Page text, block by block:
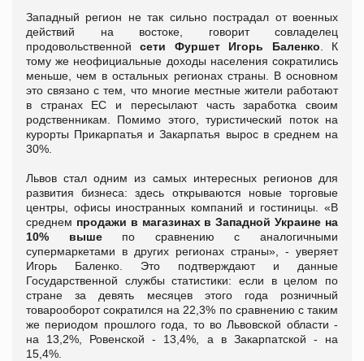
Западный регион не так сильно пострадал от военных
действий на востоке, говорит совладелец
продовольственнойсети Фуршет Игорь Баленко . К
тому же неофициальные доходы населения сократились
меньше, чем в остальных регионах страны. В основном
это связано с тем, что многие местные жители работают
в странах ЕС и пересылают часть заработка своим
родственникам. Помимо этого, туристический поток на
курорты Прикарпатья и Закарпатья вырос в среднем на
30%.
Львов стал одним из самых интересных регионов для
развития бизнеса: здесь открываются новые торговые
центры, офисы иностранных компаний и гостиницы. «В
среднем продажи в магазинах в Западной Украине на
10% вышепо сравнению с аналогичными
супермаркетами в других регионах страны», - уверяет
Игорь Баленко. Это подтверждают и данные
Государственной службы статистики: если в целом по
стране за девять месяцев этого года розничный
товарооборот сократился на 22,3% по сравнению с таким
же периодом прошлого года, то во Львовской области -
на 13,2%, Ровенской - 13,4%, а в Закарпатской - на
15,4%.